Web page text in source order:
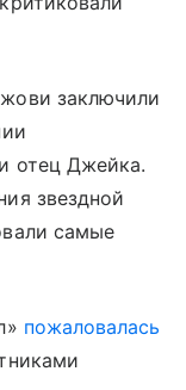
заключили
отец Джейка.
звездной
самые
пожаловалась